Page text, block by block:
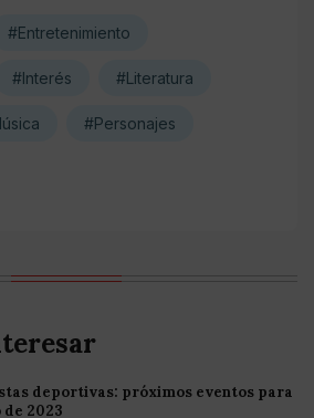
#Entretenimiento
#Interés #Literatura
#Personajes
deportivas: próximos eventos para
de 2023